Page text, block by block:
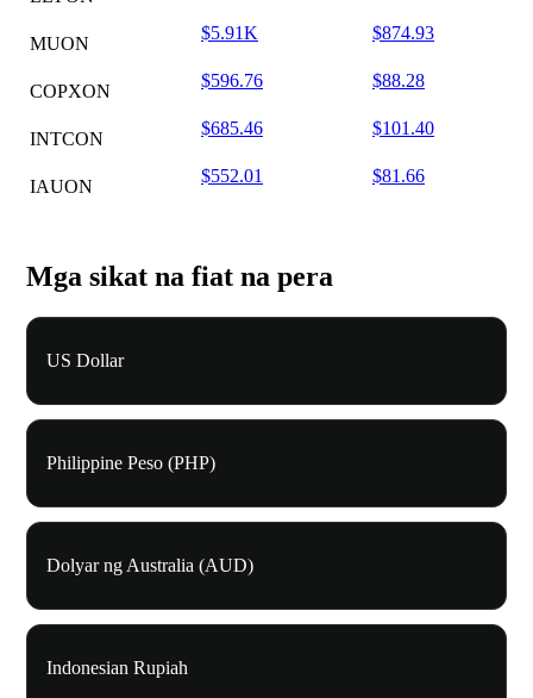
MUON
$5.91K $874.93
COPXON
$596.76 $88.28
INTCON
$685.46 $101.40
IAUON
$552.01 $81.66
Mga sikat na fiat na pera
US Dollar
Philippine Peso (PHP)
Dolyar ng Australia (AUD)
Indonesian Rupiah